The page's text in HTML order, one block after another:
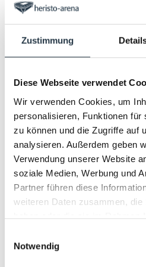
Zustimmung
Diese Webseite verwendet
Wir verwenden Cookies, um
personalisieren, Funktionen für
zu können und die Zugriffe auf
analysieren. Außerdem geben
Verwendung unserer Website
soziale Medien, Werbung und
Partner führen diese
weiteren Daten zusammen, die
haben oder die sie im Rahmen
Notwendig
verschließbarem Dach. Die in
Konstruktion ermöglicht es,
90 Sekunden in einen
Location bedient die heristo-
Rheda-Wiedenbrück,
Salzuflen.
Sie lieben gute Musik,
Shows? Dann sind Sie in der
Schlager, Musical, Festival,
Rock oder Pop – bei uns
Star! Erleben Sie Konzerte live
Haustür! Sichern Sie sich